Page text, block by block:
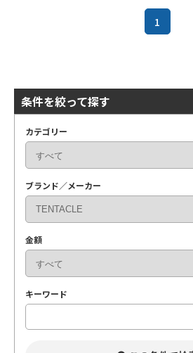
1
条件を絞って探す
カテゴリー
ブランド／メーカー
金額
キーワード